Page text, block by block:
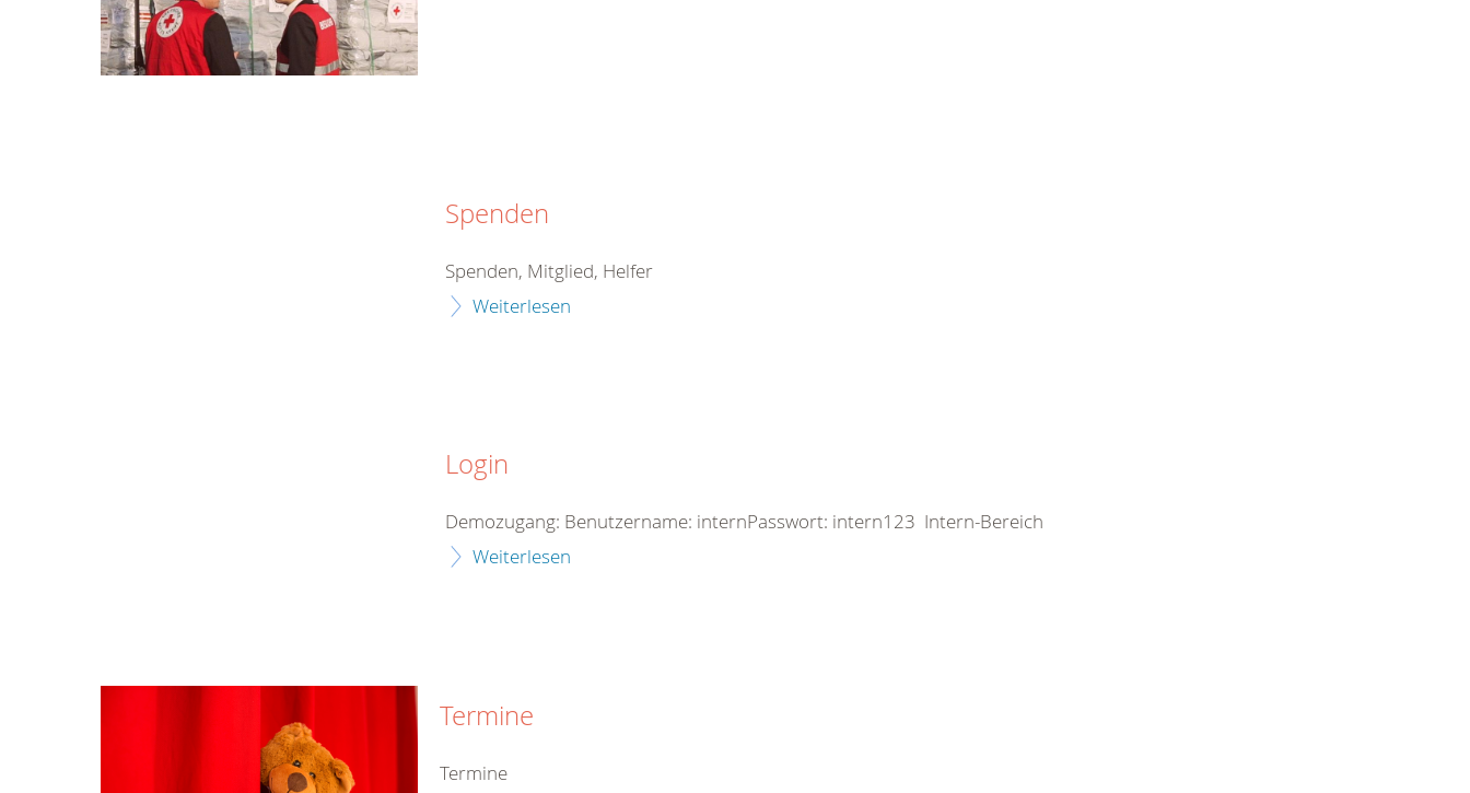
Spenden
Spenden, Mitglied, Helfer
Weiterlesen
Login
Demozugang: Benutzername: internPasswort: intern123 Intern-Bereich
Weiterlesen
Termine
Termine